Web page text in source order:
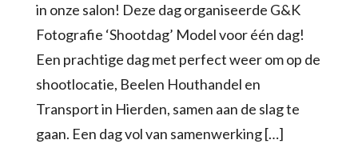
in onze salon! Deze dag organiseerde G&K
Fotografie ‘Shootdag’ Model voor één dag!
Een prachtige dag met perfect weer om op de
shootlocatie, Beelen Houthandel en
Transport in Hierden, samen aan de slag te
gaan. Een dag vol van samenwerking […]